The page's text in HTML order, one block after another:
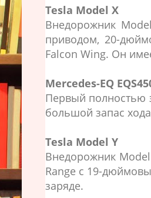
Tesla Model X
Внедорожник
приводом, 20-
Falcon Wing. Он
Mercedes-EQ
Первый полностью
большой запас
Tesla Model Y
Внедорожник
Range с 19-
заряде.